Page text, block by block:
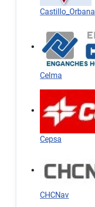
Castillo_Orbana
Celma
Cepsa
CHCNav